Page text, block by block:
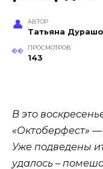
АВТОР
Татьяна
ПРОСМОТРОВ
143
В это
«Октоберфест»
Уже подведены
удалось –